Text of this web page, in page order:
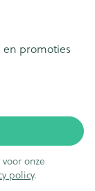
promoties
onze
policy.